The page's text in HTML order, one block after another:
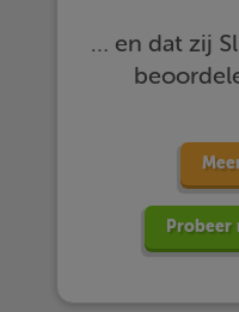
… en dat zij
Probeer